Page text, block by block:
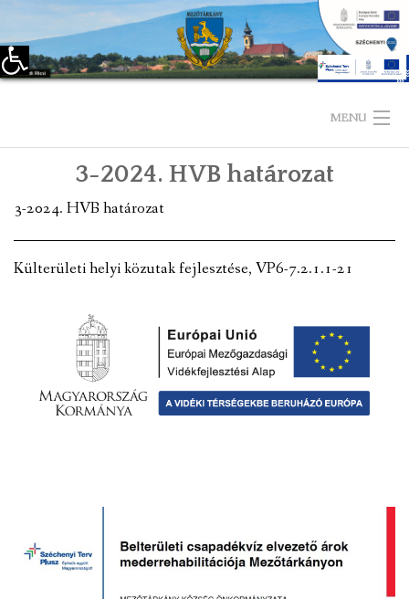
Eszköztár megnyitása
MENU
KEZDŐLAP
TELEPÜLÉSÜNKRŐL
LÁTNIVALÓK
ÖNKORMÁNYZAT
KÉPVISELŐ-TESTÜLET
PÁLYÁZATOK
3-2024. HVB határozat
3-2024. HVB határozat
Külterületi helyi közutak fejlesztése, VP6-7.2.1.1-21